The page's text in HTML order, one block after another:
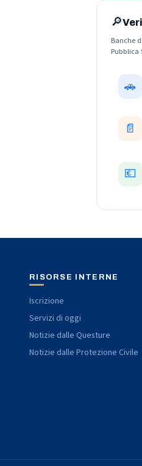
🔎
Banche
Pubblica
🚗
📄
💶
RISORSE INTERNE
Iscrizione
Servizi di oggi
Notizie dalle Questure
Notizie dalle Protezione Civile